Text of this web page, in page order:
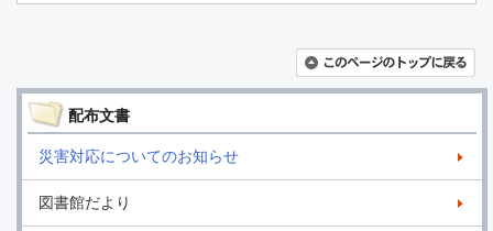
配布文書
災害対応についてのお知らせ
図書館だより